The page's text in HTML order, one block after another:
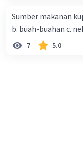
dengan
individu dan
Sumber makanan kupu-
b. buah-
7 5.0